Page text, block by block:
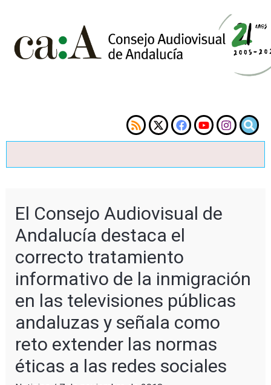
El Consejo Audiovisual de
Andalucía destaca el
correcto tratamiento
informativo de la inmigración
en las televisiones públicas
andaluzas y señala como
reto extender las normas
éticas a las redes sociales